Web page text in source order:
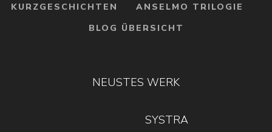
KURZGESCHICHTEN
ANSELMO TRILOGIE
BLOG ÜBERSICHT
NEUSTES WERK
SYSTRA